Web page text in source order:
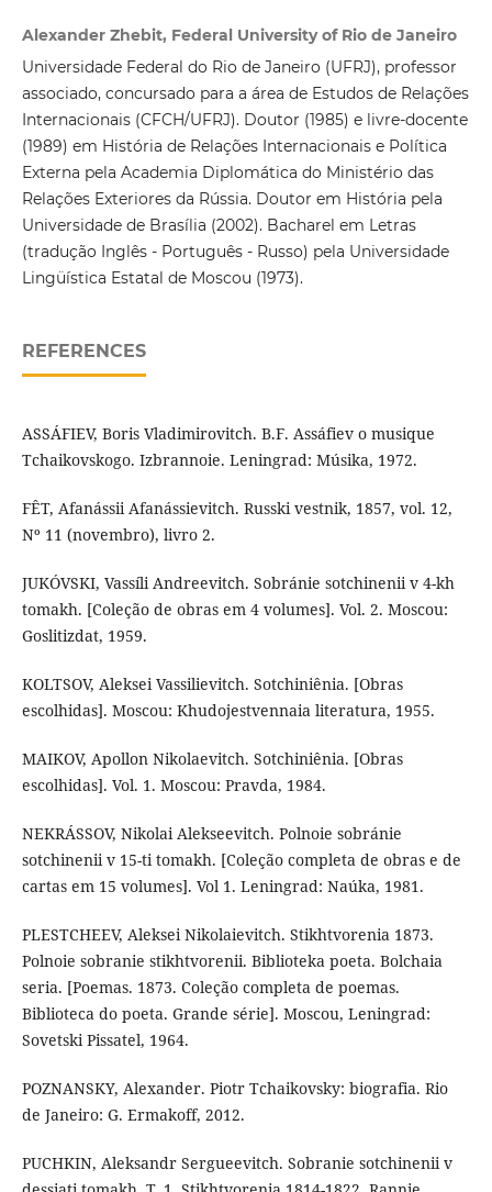
Alexander Zhebit, Federal University of Rio de Janeiro
Universidade Federal do Rio de Janeiro (UFRJ), professor
associado, concursado para a área de Estudos de Relações
Internacionais (CFCH/UFRJ). Doutor (1985) e livre-docente
(1989) em História de Relações Internacionais e Política
Externa pela Academia Diplomática do Ministério das
Relações Exteriores da Rússia. Doutor em História pela
Universidade de Brasília (2002). Bacharel em Letras
(tradução Inglês - Português - Russo) pela Universidade
Lingüística Estatal de Moscou (1973).
REFERENCES
ASSÁFIEV, Boris Vladimirovitch. B.F. Assáfiev o musique
Tchaikovskogo. Izbrannoie. Leningrad: Músika, 1972.
FÊT, Afanássii Afanássievitch. Russki vestnik, 1857, vol. 12,
Nº 11 (novembro), livro 2.
JUKÓVSKI, Vassíli Andreevitch. Sobránie sotchinenii v 4-kh
tomakh. [Coleção de obras em 4 volumes]. Vol. 2. Moscou:
Goslitizdat, 1959.
KOLTSOV, Aleksei Vassilievitch. Sotchiniênia. [Obras
escolhidas]. Moscou: Khudojestvennaia literatura, 1955.
MAIKOV, Apollon Nikolaevitch. Sotchiniênia. [Obras
escolhidas]. Vol. 1. Moscou: Pravda, 1984.
NEKRÁSSOV, Nikolai Alekseevitch. Polnoie sobránie
sotchinenii v 15-ti tomakh. [Coleção completa de obras e de
cartas em 15 volumes]. Vol 1. Leningrad: Naúka, 1981.
PLESTCHEEV, Aleksei Nikolaievitch. Stikhtvorenia 1873.
Polnoie sobranie stikhtvorenii. Biblioteka poeta. Bolchaia
seria. [Poemas. 1873. Coleção completa de poemas.
Biblioteca do poeta. Grande série]. Moscou, Leningrad:
Sovetski Pissatel, 1964.
POZNANSKY, Alexander. Piotr Tchaikovsky: biografia. Rio
de Janeiro: G. Ermakoff, 2012.
PUCHKIN, Aleksandr Sergueevitch. Sobranie sotchinenii v